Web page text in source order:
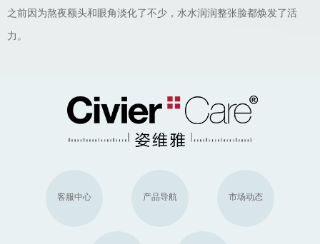
之前因为熬夜额头和眼角淡化了不少，水水润润整张脸都焕发了活
力。
客服中心 产品导航 市场动态